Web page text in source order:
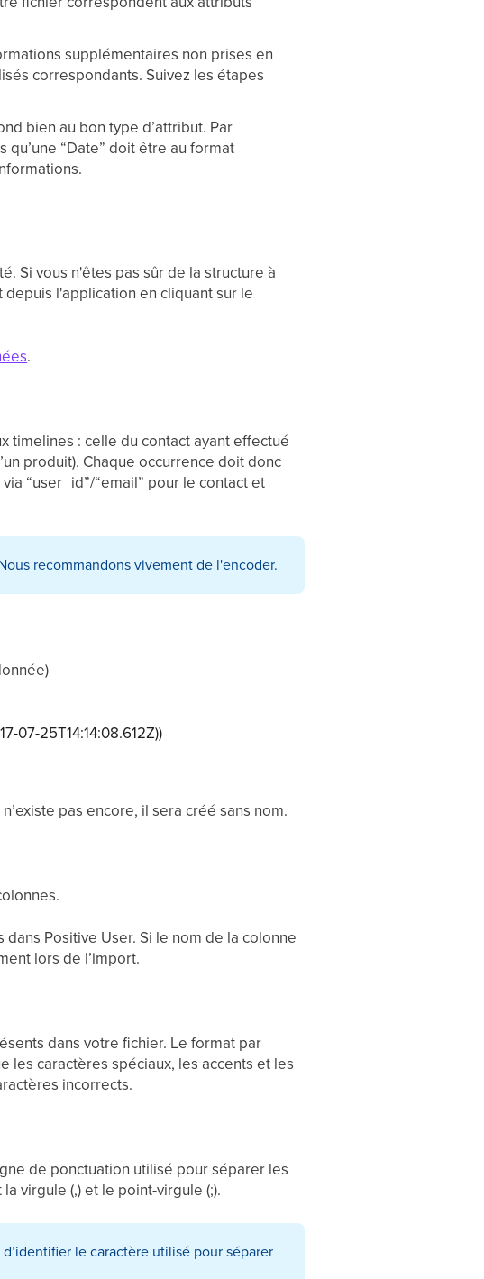
supplémentaires non prises en
correspondants. Suivez les étapes
bien au bon type d’attribut. Par
“Date” doit être au format
Si vous n'êtes pas sûr de la structure à
l'application en cliquant sur le
.
: celle du contact ayant effectué
produit). Chaque occurrence doit donc
“user_id”/“email” pour le contact et
recommandons vivement de l'encoder.
07-25T14:14:08.612Z))
pas encore, il sera créé sans nom.
Positive User. Si le nom de la colonne
lors de l’import.
dans votre fichier. Le format par
les caractères spéciaux, les accents et les
incorrects.
de ponctuation utilisé pour séparer les
virgule (,) et le point-virgule (;).
le caractère utilisé pour séparer